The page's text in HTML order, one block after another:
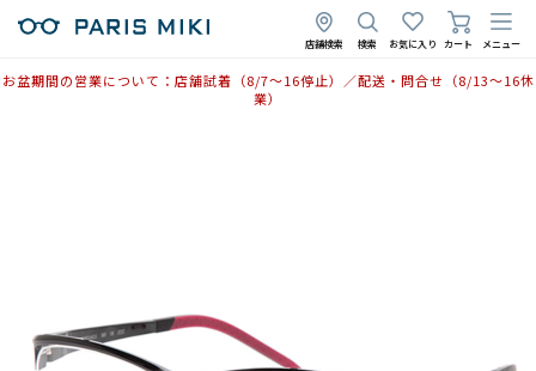
店舗検索 検索 お気に入り カート メニュー
お盆期間の営業について：店舗試着（8/7〜16停止）／配送・問合せ（8/13〜16休
業）